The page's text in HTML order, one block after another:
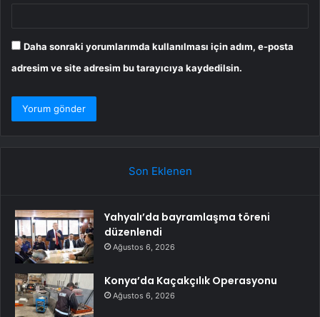
Daha sonraki yorumlarımda kullanılması için adım, e-posta
adresim ve site adresim bu tarayıcıya kaydedilsin.
Son Eklenen
Yahyalı’da bayramlaşma töreni
düzenlendi
Ağustos 6, 2026
Konya’da Kaçakçılık Operasyonu
Ağustos 6, 2026